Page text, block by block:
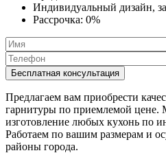
Индивидуальный дизайн,
Рассрочка: 0%
Предлагаем вам приобрести
гарнитуры по приемлемой цене.
изготовление любых кухонь по
Работаем по вашим размерам и
районы города.